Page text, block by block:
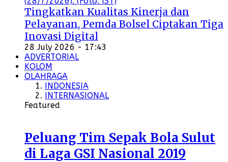
Tingkatkan Kualitas Kinerja dan
Pelayanan, Pemda Bolsel Ciptakan Tiga
Inovasi Digital
28 July 2026 - 17:43
ADVERTORIAL
KOLOM
OLAHRAGA
INDONESIA
INTERNASIONAL
Featured
Peluang Tim Sepak Bola Sulut
di Laga GSI Nasional 2019